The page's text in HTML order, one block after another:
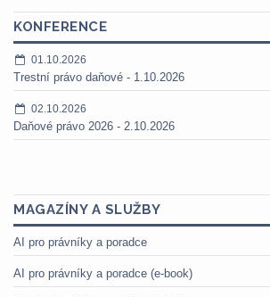
KONFERENCE
01.10.2026
Trestní právo daňové - 1.10.2026
02.10.2026
Daňové právo 2026 - 2.10.2026
MAGAZÍNY A SLUŽBY
AI pro právníky a poradce
AI pro právníky a poradce (e-book)